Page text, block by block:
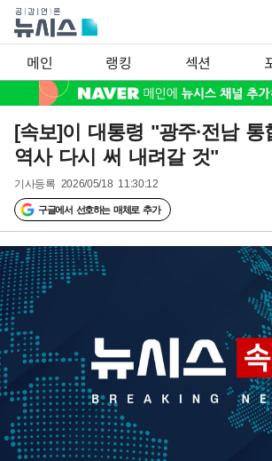
메인 랭킹 섹션
[속보]이 대통령 "광주·전남 통
역사 다시 써 내려갈 것"
기사등록 2026/05/18 11:30:12
구글에서 선호하는 매체로 추가